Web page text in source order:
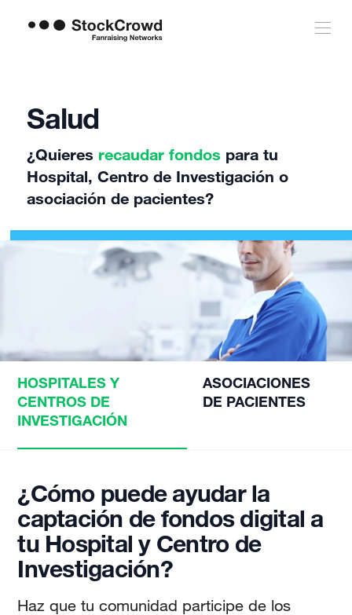
Salud
¿Quieres recaudar fondos para tu
Hospital, Centro de Investigación o
asociación de pacientes?
HOSPITALES Y
CENTROS DE
INVESTIGACIÓN
ASOCIACIONES
DE PACIENTES
¿Cómo puede ayudar la
captación de fondos digital a
tu Hospital y Centro de
Investigación?
Haz que tu comunidad participe de los